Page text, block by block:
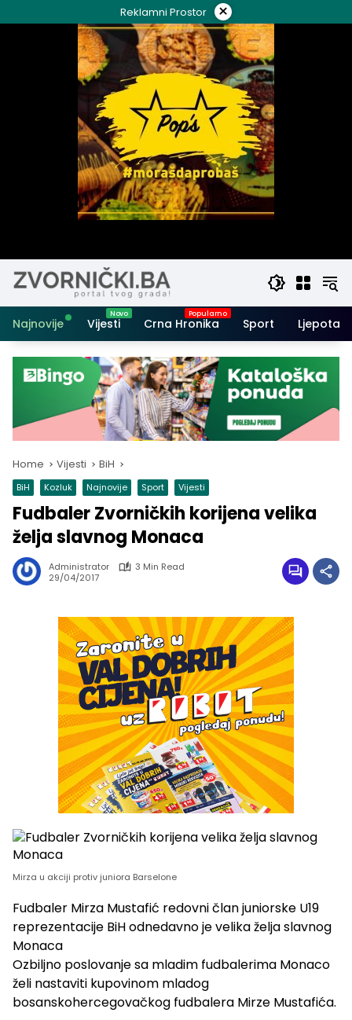
to
Reklamni Prostor ×
Najnovije Vijesti Crna Hronika Sport Ljepota i
Home Vijesti BiH
BiH Kozluk Najnovije Sport Vijesti
Fudbaler Zvorničkih korijena velika
želja slavnog Monaca
Administrator
3 Min Read
29/04/2017
Mirza u akciji protiv juniora Barselone
Fudbaler Mirza Mustafić redovni član juniorske U19
reprezentacije BiH odnedavno je velika želja slavnog
Monaca
Ozbiljno poslovanje sa mladim fudbalerima Monaco
želi nastaviti kupovinom mladog
bosanskohercegovačkog fudbalera Mirze Mustafića.